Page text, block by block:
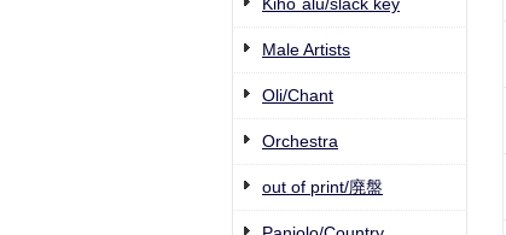
Male Artists
Oli/Chant
Orchestra
out of print/廃盤